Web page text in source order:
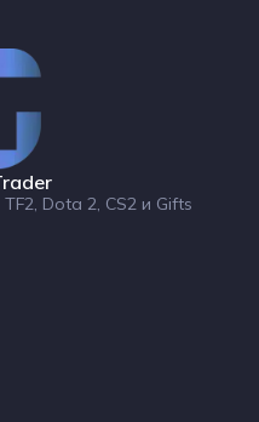
Dota 2, CS2 и Gifts